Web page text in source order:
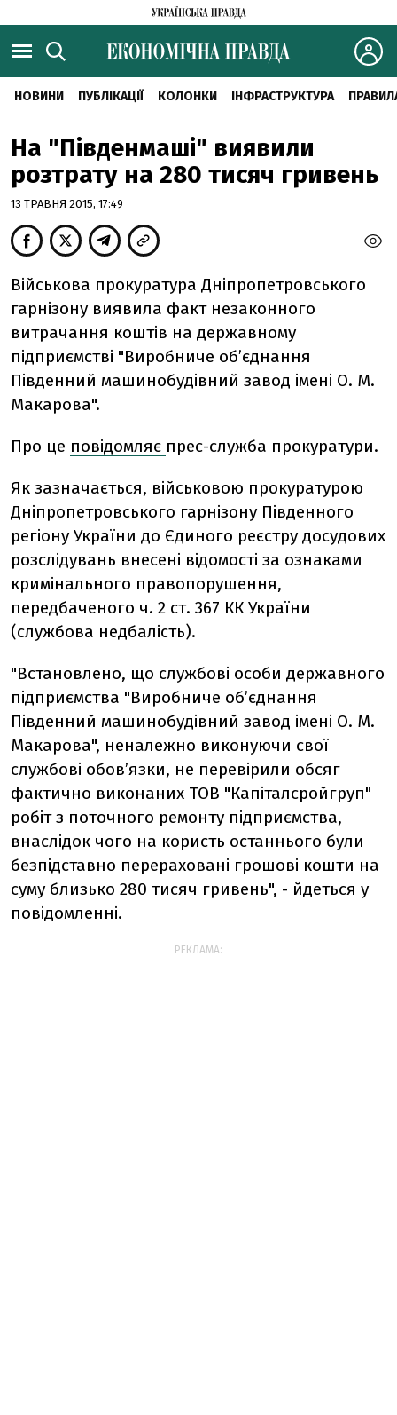
НОВИНИ ПУБЛІКАЦІЇ КОЛОНКИ ІНФРАСТРУКТУРА
На "Південмаші" виявили
розтрату на 280 тисяч гривень
13 ТРАВНЯ 2015, 17:49
Військова прокуратура Дніпропетровського
гарнізону виявила факт незаконного
витрачання коштів на державному
підприємстві "Виробниче об’єднання
Південний машинобудівний завод імені О. М.
Макарова".
Про це повідомляє прес-служба прокуратури.
Як зазначається, військовою прокуратурою
Дніпропетровського гарнізону Південного
регіону України до Єдиного реєстру досудових
розслідувань внесені відомості за ознаками
кримінального правопорушення,
передбаченого ч. 2 ст. 367 КК України
(службова недбалість).
"Встановлено, що службові особи державного
підприємства "Виробниче об’єднання
Південний машинобудівний завод імені О. М.
Макарова", неналежно виконуючи свої
службові обов’язки, не перевірили обсяг
фактично виконаних ТОВ "Капіталсройгруп"
робіт з поточного ремонту підприємства,
внаслідок чого на користь останнього були
безпідставно перераховані грошові кошти на
суму близько 280 тисяч гривень", - йдеться у
повідомленні.
РЕКЛАМА: